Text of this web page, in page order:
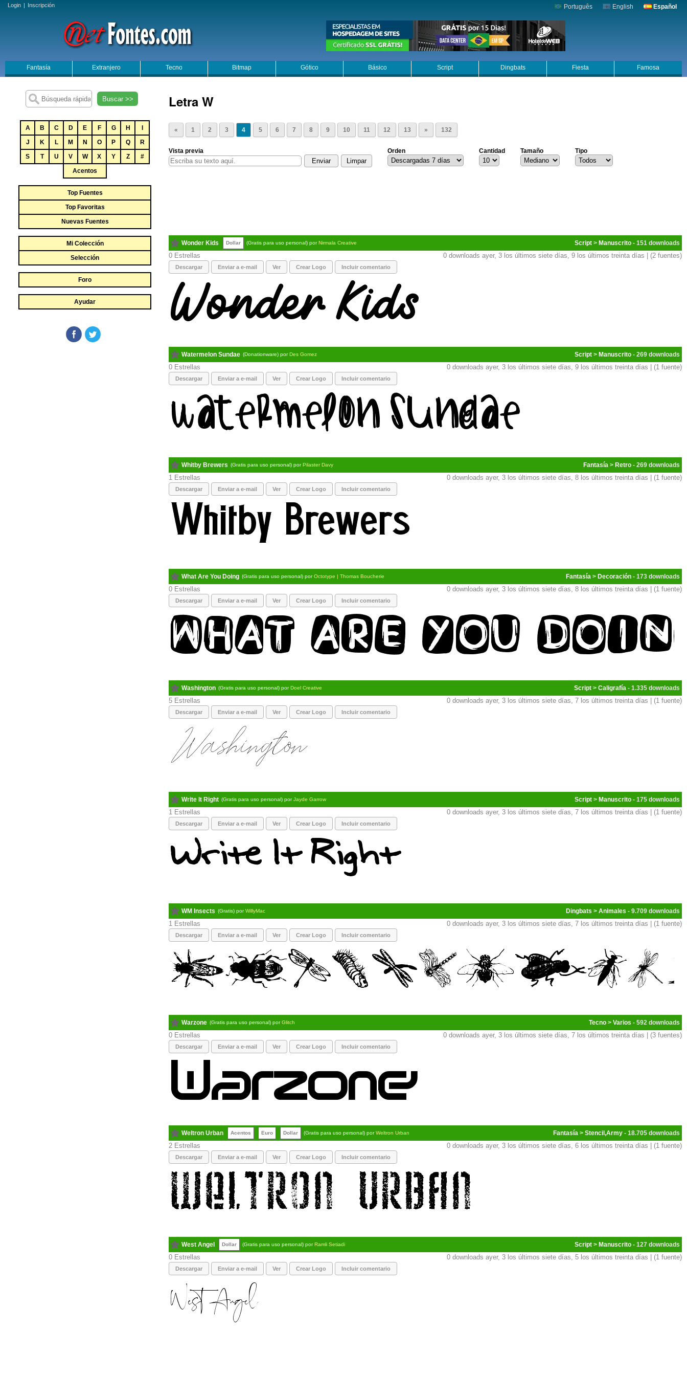
Login | Inscripción Português English Español
Fantasía Extranjero Tecno Bitmap Gótico Básico Script Dingbats Fiesta Famosa
Buscar >>
A B C D E F G H
J
K L M N O P Q
R
S
T U V W X Y Z
#
Acentos
Top Fuentes
Top Favoritas
Nuevas Fuentes
Mi Colección
Selección
Foro
Ayudar
Letra W
« 1 2 3 4 5 6 7 8 9 10 11 12 13 » 132
Vista previa Orden Cantidad Tamaño Tipo
Wonder Kids Dollar (Gratis para uso personal) porNirmala Creative Script > Manuscrito - 151
0 0 downloads ayer, 3 los últimos siete días, 9 los últimos treinta días | (2 fuentes)
Descargar Enviar a e-mail Ver Crear Logo Incluir comentario
Watermelon Sundae (Donationware) porDes Gomez Script > Manuscrito - 269
0 0 downloads ayer, 3 los últimos siete días, 9 los últimos treinta días | (1 fuente)
Descargar Enviar a e-mail Ver Crear Logo Incluir comentario
Whitby Brewers (Gratis para uso personal) porPilaster Davy Fantasía > Retro - 269
1 0 downloads ayer, 3 los últimos siete días, 8 los últimos treinta días | (1 fuente)
Descargar Enviar a e-mail Ver Crear Logo Incluir comentario
What Are You Doing (Gratis para uso personal) porOctotype | Thomas Boucherie Fantasía > Decoración - 173
0 0 downloads ayer, 3 los últimos siete días, 8 los últimos treinta días | (1 fuente)
Descargar Enviar a e-mail Ver Crear Logo Incluir comentario
Washington (Gratis para uso personal) porDoel Creative Script > Caligrafía - 1.335
5 0 downloads ayer, 3 los últimos siete días, 7 los últimos treinta días | (1 fuente)
Descargar Enviar a e-mail Ver Crear Logo Incluir comentario
Write It Right (Gratis para uso personal) porJayde Garrow Script > Manuscrito - 175
1 0 downloads ayer, 3 los últimos siete días, 7 los últimos treinta días | (1 fuente)
Descargar Enviar a e-mail Ver Crear Logo Incluir comentario
WM Insects (Gratis) porWillyMac Dingbats > Animales - 9.709
1 0 downloads ayer, 3 los últimos siete días, 7 los últimos treinta días | (1 fuente)
Descargar Enviar a e-mail Ver Crear Logo Incluir comentario
Warzone (Gratis para uso personal) porGlitch Tecno > Varios - 592
0 0 downloads ayer, 3 los últimos siete días, 7 los últimos treinta días | (3 fuentes)
Descargar Enviar a e-mail Ver Crear Logo Incluir comentario
Weltron Urban Acentos Euro Dollar (Gratis para uso personal) porWeltron Urban Fantasía > Stencil,Army - 18.705
2 0 downloads ayer, 3 los últimos siete días, 6 los últimos treinta días | (1 fuente)
Descargar Enviar a e-mail Ver Crear Logo Incluir comentario
West Angel Dollar (Gratis para uso personal) porRamli Setiadi Script > Manuscrito - 127
0 0 downloads ayer, 3 los últimos siete días, 5 los últimos treinta días | (1 fuente)
Descargar Enviar a e-mail Ver Crear Logo Incluir comentario